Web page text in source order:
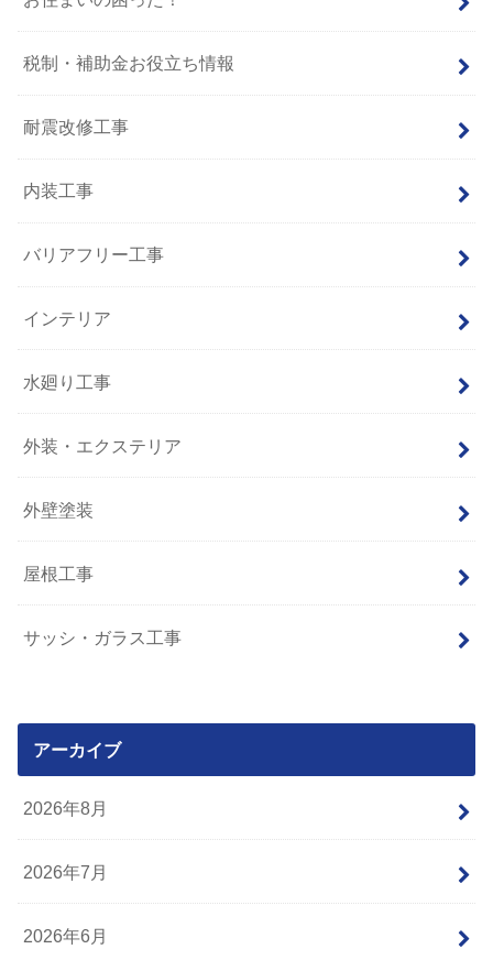
税制・補助金お役立ち情報
耐震改修工事
内装工事
バリアフリー工事
インテリア
水廻り工事
外装・エクステリア
外壁塗装
屋根工事
サッシ・ガラス工事
アーカイブ
2026年8月
2026年7月
2026年6月